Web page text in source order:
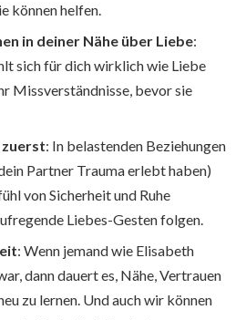
können helfen.
in deiner Nähe über Liebe:
sich für dich wirklich wie Liebe
Missverständnisse, bevor sie
: In belastenden Beziehungen
Partner Trauma erlebt haben)
von Sicherheit und Ruhe
Liebes-Gesten folgen.
: Wenn jemand wie Elisabeth
dann dauert es, Nähe, Vertrauen
zu lernen. Und auch wir können